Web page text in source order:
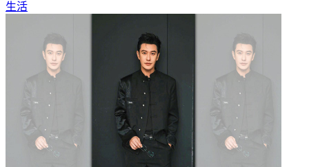
生活